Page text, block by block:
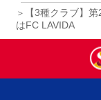
【3種クラブ】
はFC LAVIDA